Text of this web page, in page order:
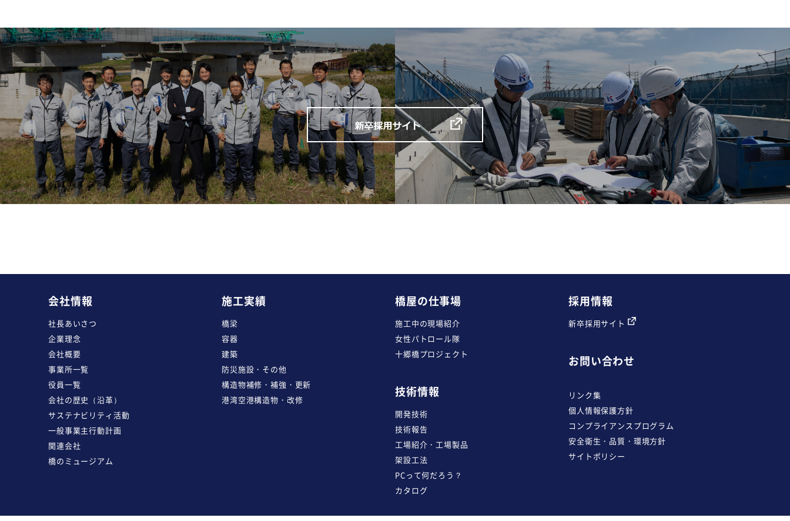
会社情報
社長あいさつ
企業理念
会社概要
事業所一覧
役員一覧
会社の歴史（沿革）
サステナビリティ活動
一般事業主行動計画
関連会社
橋のミュージアム
施工実績
橋梁
容器
建築
防災施設・その他
構造物補修・補強・更新
港湾空港構造物・改修
橋屋の仕事場
施工中の現場紹介
女性パトロール隊
十郷橋プロジェクト
技術情報
開発技術
技術報告
工場紹介・工場製品
架設工法
PCって何だろう？
カタログ
採用情報
新卒採用サイト
お問い合わせ
リンク集
個人情報保護方針
コンプライアンスプログラム
安全衛生・品質・環境方針
サイトポリシー